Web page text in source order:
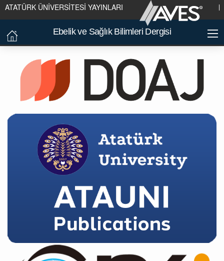
ATATÜRK ÜNİVERSİTESİ YAYINLARI
Ebelik ve Sağlık Bilimleri Dergisi